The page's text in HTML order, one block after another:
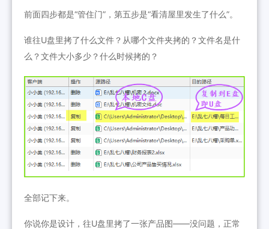
前面四步都是“管住门”，第五步是“看清屋里发生了什么”。
谁往U盘里拷了什么文件？从哪个文件夹拷的？文件名是什
么？文件大小多少？什么时候拷的？
全部记下来。
你说你是设计，往U盘里拷了一张产品图——没问题，正常